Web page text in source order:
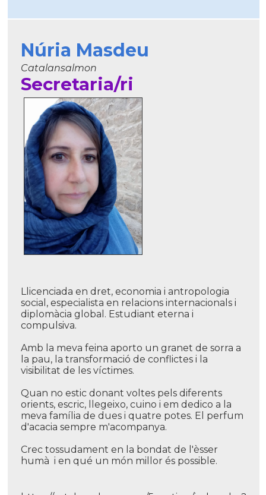
Núria Masdeu
Catalansalmon
Secretaria/ri
Llicenciada en dret, economia i antropologia
social, especialista en relacions internacionals i
diplomàcia global. Estudiant eterna i
compulsiva.
Amb la meva feina aporto un granet de sorra a
la pau, la transformació de conflictes i la
visibilitat de les ví­ctimes.
Quan no estic donant voltes pels diferents
orients, escric, llegeixo, cuino i em dedico a la
meva famí­lia de dues i quatre potes. El perfum
d'acacia sempre m'acompanya.
Crec tossudament en la bondat de l'èsser
humà i en qué un món millor és possible.